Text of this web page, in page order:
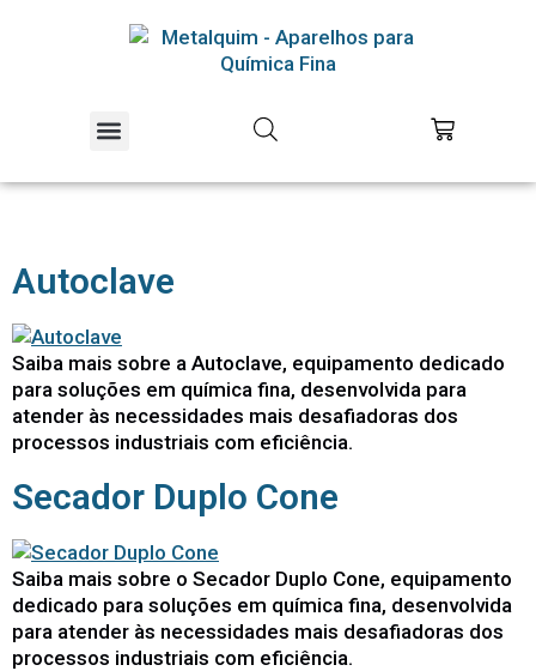
Autoclave
Saiba mais sobre a Autoclave, equipamento dedicado
para soluções em química fina, desenvolvida para
atender às necessidades mais desafiadoras dos
processos industriais com eficiência.
Secador Duplo Cone
Saiba mais sobre o Secador Duplo Cone, equipamento
dedicado para soluções em química fina, desenvolvida
para atender às necessidades mais desafiadoras dos
processos industriais com eficiência.